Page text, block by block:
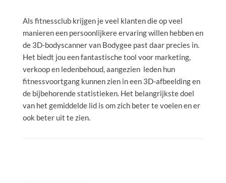
Als fitnessclub krijgen je veel klanten die op veel
manieren een persoonlijkere ervaring willen hebben en
de 3D-bodyscanner van Bodygee past daar precies in.
Het biedt jou een fantastische tool voor marketing,
verkoop en ledenbehoud, aangezien leden hun
fitnessvoortgang kunnen zien in een 3D-afbeelding en
de bijbehorende statistieken. Het belangrijkste doel
van het gemiddelde lid is om zich beter te voelen en er
ook beter uit te zien.